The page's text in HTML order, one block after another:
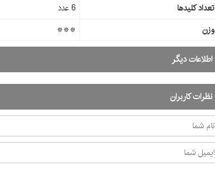
تعداد کلیدها
6 عدد
وزن
***
اطلاعات دیگر
نظرات کاربران